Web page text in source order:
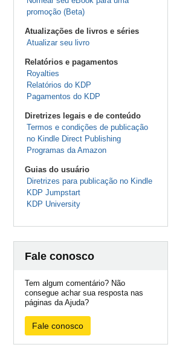
promoção (Beta)
Atualizações de livros e séries
Atualizar seu livro
Relatórios e pagamentos
Royalties
Relatórios do KDP
Pagamentos do KDP
Diretrizes legais e de conteúdo
Termos e condições de publicação
no Kindle Direct Publishing
Programas da Amazon
Guias do usuário
Diretrizes para publicação no Kindle
KDP Jumpstart
KDP University
Fale conosco
Tem algum comentário? Não
consegue achar sua resposta nas
páginas da Ajuda?
Fale conosco